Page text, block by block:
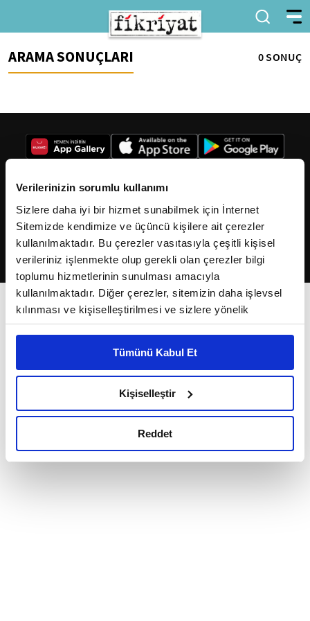
Verilerinizin sorumlu kullanımı
Sizlere daha iyi bir hizmet sunabilmek için İnternet
Sitemizde kendimize ve üçüncü kişilere ait çerezler
kullanılmaktadır. Bu çerezler vasıtasıyla çeşitli kişisel
verileriniz işlenmekte olup gerekli olan çerezler bilgi
toplumu hizmetlerinin sunulması amacıyla
kullanılmaktadır. Diğer çerezler, sitemizin daha işlevsel
kılınması ve kişiselleştirilmesi ve sizlere yönelik
reklam/pazarlama faaliyetlerinin yapılması, amaçlarıyla
Çerezlere ilişkin tercihlerinizi çerez paneli vasıtasıyla
belirleyebilirsiniz. Çerezlere ilişkin detaylı bilgi için
Ayarlar butonuna tıklayabilir,Çerez Bilgilendirme
Metnimizi ziyaret edebilirsiniz.
okumak ve sitemizi ziyaretiniz kapsamında
Tümünü Kabul Et
Kişiselleştir
Reddet
ARAMA SONUÇLARI 0 SONUÇ
2026Fikriyat. Tüm hakları saklıdır.